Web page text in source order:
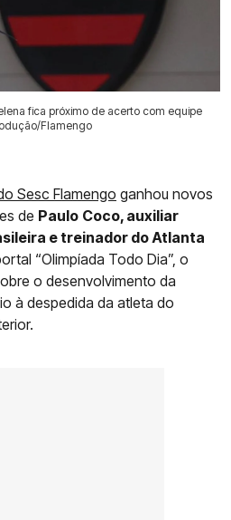
fica próximo de acerto com equipe
Flamengo
Sesc Flamengo ganhou novos
de Paulo Coco, auxiliar
e treinador do Atlanta
“Olimpíada Todo Dia”, o
o desenvolvimento da
à despedida da atleta do